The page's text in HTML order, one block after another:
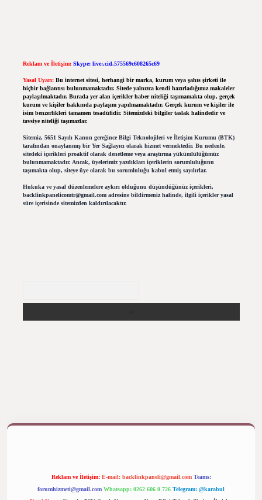
Reklam ve İletişim: Skype: live:.cid.575569c608265c69
Yasal Uyarı: Bu internet sitesi, herhangi bir marka, kurum veya şahıs şirketi ile
hiçbir bağlantısı bulunmamaktadır. Sitede yalnızca kendi hazırladığımız makaleler
paylaşılmaktadır. Burada yer alan içerikler haber niteliği taşımamakta olup, gerçek
kurum ve kişiler hakkında paylaşım yapılmamaktadır. Gerçek kurum ve kişiler ile
isim benzerlikleri tamamen tesadüfidir. Sitemizdeki bilgiler taslak halindedir ve
tavsiye niteliği taşımazlar.
Sitemiz, 5651 Sayılı Kanun gereğince Bilgi Teknolojileri ve İletişim Kurumu (BTK)
tarafından onaylanmış bir Yer Sağlayıcı olarak hizmet vermektedir. Bu nedenle,
sitedeki içerikleri proaktif olarak denetleme veya araştırma yükümlülüğümüz
bulunmamaktadır. Ancak, üyelerimiz yazdıkları içeriklerin sorumluluğunu
taşımakta olup, siteye üye olarak bu sorumluluğu kabul etmiş sayılırlar.
Hukuka ve yasal düzenlemelere aykırı olduğunu düşündüğünüz içerikleri,
backlinkpanelicomtr@gmail.comadresine bildirmeniz halinde, ilgili içerikler yasal
süre içerisinde sitemizden kaldırılacaktır.
Reklam ve İletişim: E-mail: backlinkpaneli@gmail.com Teams:
forumhizmeti@gmail.com Whatsapp: 0262 606 0 726 Telegram: @karabul